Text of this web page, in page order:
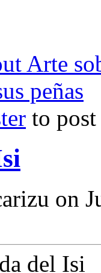
Arte
peñas
to
on
del Isi